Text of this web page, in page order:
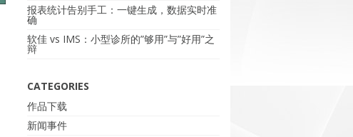
报表统计告别手工：一键生成，数据实时准
确
软佳 vs IMS：小型诊所的”够用”与”好用”之
辩
CATEGORIES
作品下载
新闻事件